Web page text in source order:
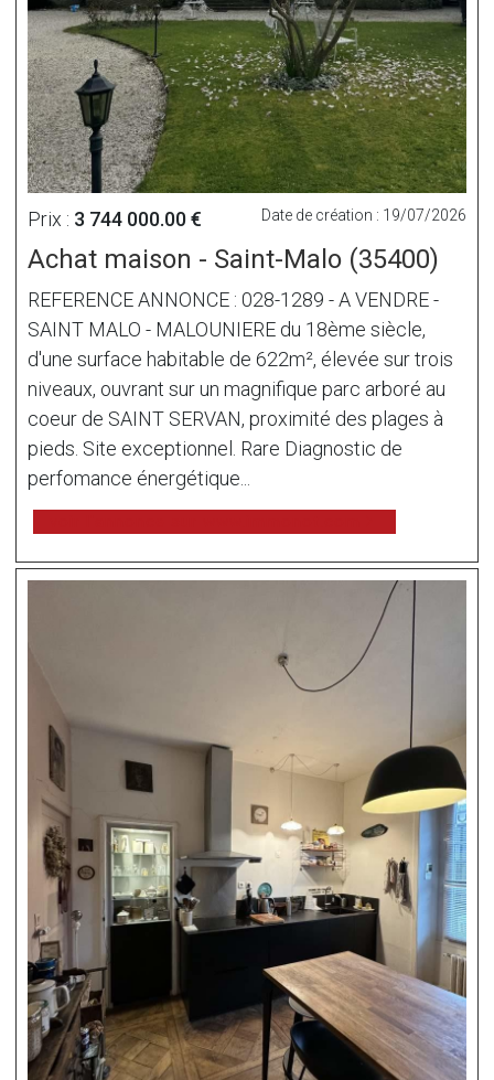
Prix : 3 744 000.00 € Date de création : 19/07/2026
Achat maison - Saint-Malo (35400)
REFERENCE ANNONCE : 028-1289 - A VENDRE -
SAINT MALO - MALOUNIERE du 18ème siècle,
d'une surface habitable de 622m², élevée sur trois
niveaux, ouvrant sur un magnifique parc arboré au
coeur de SAINT SERVAN, proximité des plages à
pieds. Site exceptionnel. Rare Diagnostic de
perfomance énergétique...